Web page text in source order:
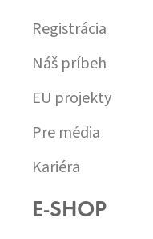
Registrácia
Náš príbeh
EU projekty
Pre média
Kariéra
E-SHOP